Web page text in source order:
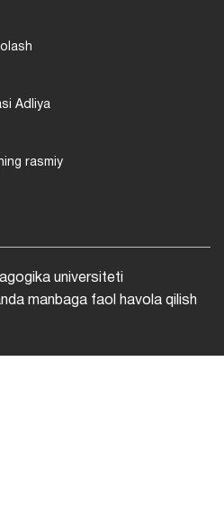
Adliya
rasmiy
universiteti
manbaga faol havola qilish